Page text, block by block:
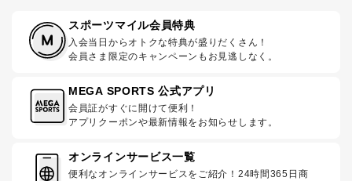
スポーツマイル会員特典
入会当日からオトクな特典が盛りだくさん！
会員さま限定のキャンペーンもお見逃しなく。
MEGA SPORTS 公式アプリ
会員証がすぐに開けて便利！
アプリクーポンや最新情報をお知らせします。
オンラインサービス一覧
便利なオンラインサービスをご紹介！24時間365日商